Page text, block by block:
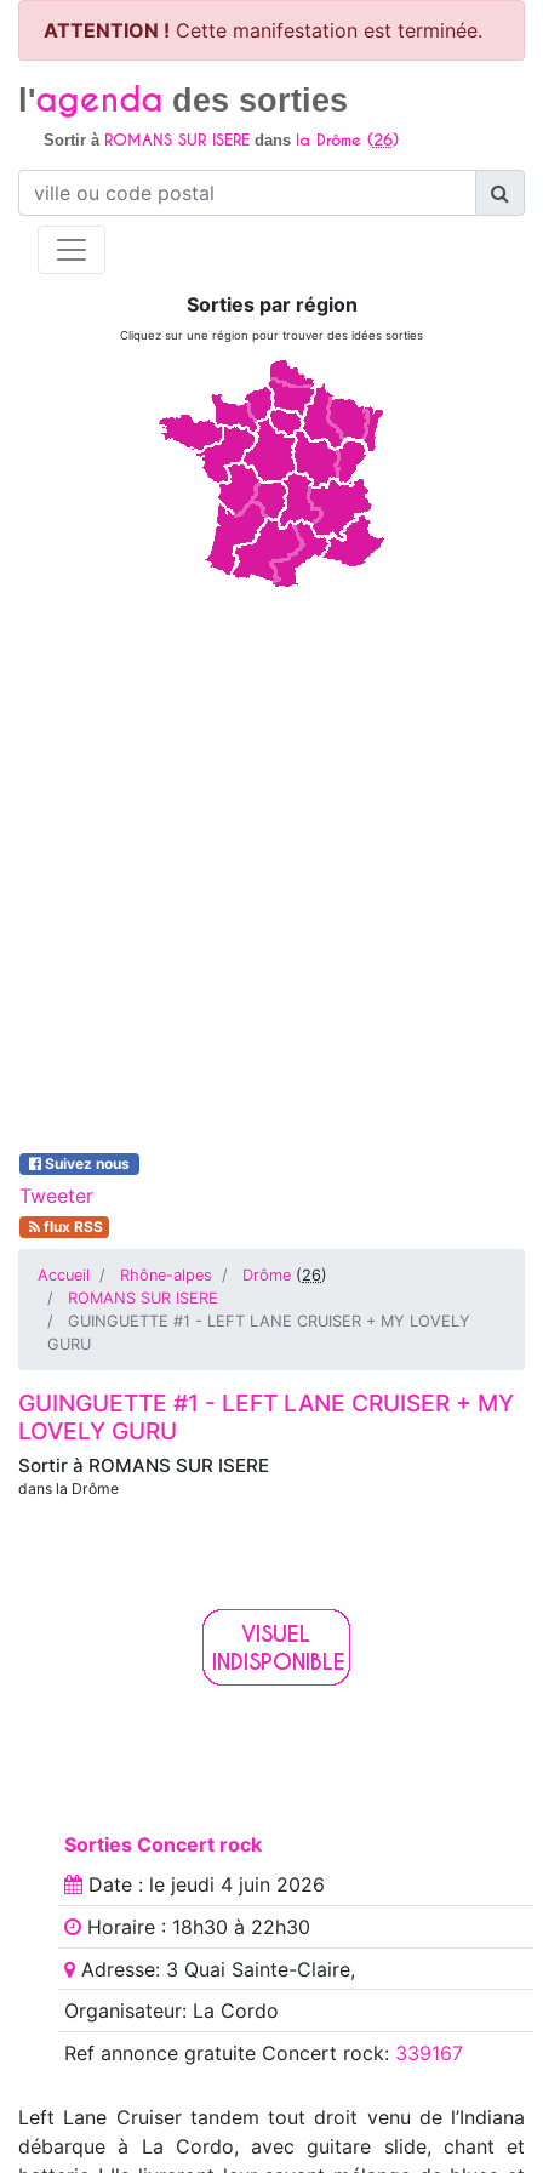
ATTENTION ! Cette manifestation est terminée.
l'agenda des sorties
Sortir à ROMANS SUR ISEREdans la Drôme (26)
Sorties par région
Cliquez sur une région pour trouver des idées sorties
Suivez nous
Tweeter
flux RSS
Accueil Rhône-alpes Drôme (26)
ROMANS SUR ISERE
GUINGUETTE #1 - LEFT LANE CRUISER + MY LOVELY
GURU
Sortir à ROMANS SUR ISERE
dans la Drôme
GUINGUETTE #1 - LEFT LANE CRUISER + MY
LOVELY GURU
Sorties Concert rock
Date : le jeudi 4 juin 2026
Horaire : 18h30 à 22h30
Adresse: 3 Quai Sainte-Claire,
Organisateur: La Cordo
Ref annoncegratuite Concert rock: 339167
Left Lane Cruiser tandem tout droit venu de l’Indiana
débarque à La Cordo, avec guitare slide, chant et